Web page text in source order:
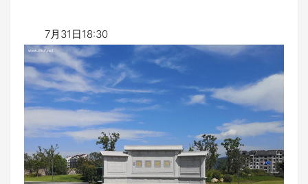
7月31日18:30